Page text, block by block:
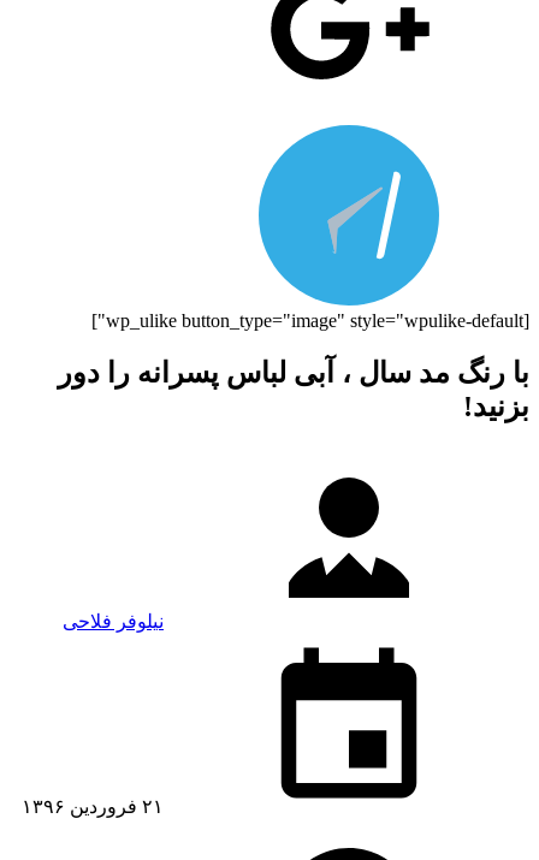
[wp_ulike button_type="image" style="wpulike-default"]
با رنگ مد سال ، آبی لباس پسرانه را دور
بزنید!
نیلوفر فلاحی
۲۱ فروردین ۱۳۹۶